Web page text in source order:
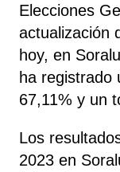
Elecciones
actualización
hoy, en
ha registrado
67,11% y un
Los
2023 en